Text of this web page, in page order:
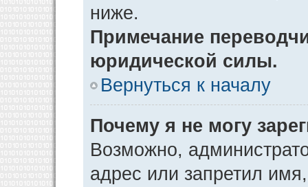
ниже.
Примечание
юридической силы.
Вернуться к началу
Почему я не могу
Возможно,
адрес или запретил